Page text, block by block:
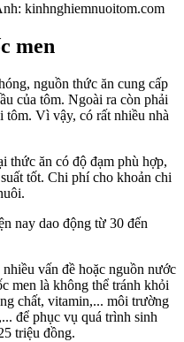
kinhnghiemnuoitom.com
men
nguồn thức ăn cung cấp
của tôm. Ngoài ra còn phải
Vì vậy, có rất nhiều nhà
thức ăn có độ đạm phù hợp,
tốt. Chi phí cho khoản chi
nay dao động từ 30 đến
vấn đề hoặc nguồn nước
men là không thể tránh khỏi
chất, vitamin,... môi trường
để phục vụ quá trình sinh
triệu đồng.